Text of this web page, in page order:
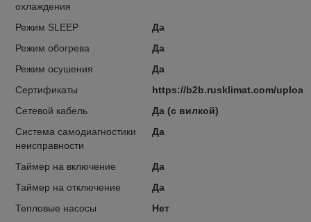
охлаждения
Режим SLEEP
Да
Режим обогрева
Да
Режим осушения
Да
Сертификаты
https://b2b.rusklimat.com/
Сетевой кабель
Да (с вилкой)
Система самодиагностики
неисправности
Да
Таймер на включение
Да
Таймер на отключение
Да
Тепловые насосы
Нет